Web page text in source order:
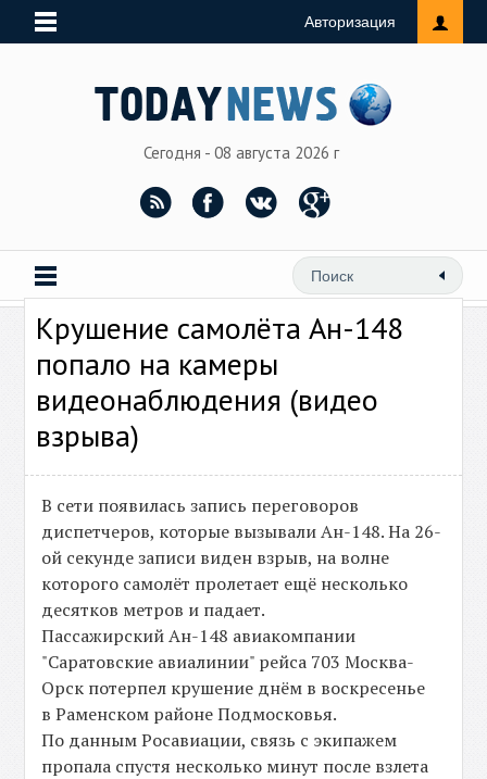
Авторизация
Сегодня - 08 августа 2026 г
Крушение самолёта Ан-148
попало на камеры
видеонаблюдения (видео
взрыва)
В сети появилась запись переговоров
диспетчеров, которые вызывали Ан-148. На 26-
ой секунде записи виден взрыв, на волне
которого самолёт пролетает ещё несколько
десятков метров и падает.
Пассажирский Ан-148 авиакомпании
"Саратовские авиалинии" рейса 703 Москва-
Орск потерпел крушение днём в воскресенье
в Раменском районе Подмосковья.
По данным Росавиации, связь с экипажем
пропала спустя несколько минут после взлета